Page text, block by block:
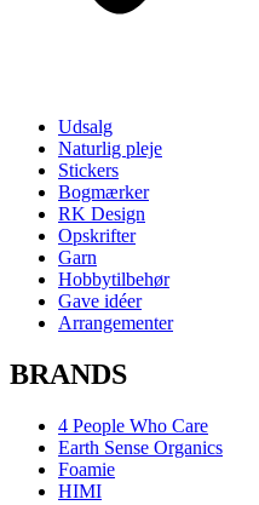
Udsalg
Naturlig pleje
Stickers
Bogmærker
RK Design
Opskrifter
Garn
Hobbytilbehør
Gave idéer
Arrangementer
BRANDS
4 People Who Care
Earth Sense Organics
Foamie
HIMI